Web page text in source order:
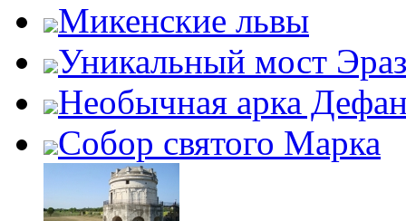
Микенские львы
Уникальный мост
Необычная арка
Собор святого Марка